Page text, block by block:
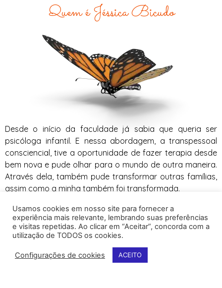
Quem é Jéssica Bicudo
Desde o início da faculdade já sabia que queria ser
psicóloga infantil. E nessa abordagem, a transpessoal
consciencial, tive a oportunidade de fazer terapia desde
bem nova e pude olhar para o mundo de outra maneira.
Através dela, também pude transformar outras famílias,
assim como a minha também foi transformada.
Usamos cookies em nosso site para fornecer a
experiência mais relevante, lembrando suas preferências
e visitas repetidas. Ao clicar em “Aceitar”, concorda com a
utilização de TODOS os cookies.
Configurações de cookies ACEITO